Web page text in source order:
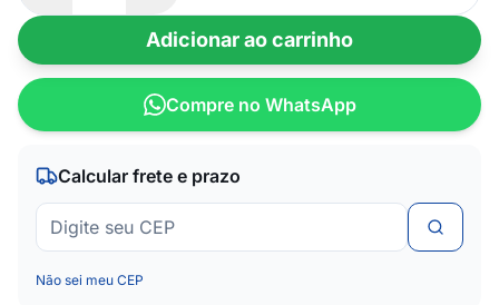
Adicionar ao carrinho
Compre no WhatsApp
Calcular frete e prazo
Não sei meu CEP